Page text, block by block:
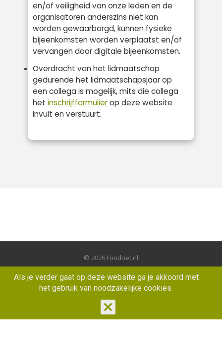
en/of veiligheid van onze leden en de
organisatoren anderszins niet kan
worden gewaarborgd, kunnen fysieke
bijeenkomsten worden verplaatst en/of
vervangen door digitale bijeenkomsten.
Overdracht van het lidmaatschap
gedurende het lidmaatschapsjaar op
een collega is mogelijk, mits die collega
het inschrijfformulierop deze website
invult en verstuurt.
© 2026 Foodnet.nl
Privacyverklaring
Van Bindsbergen Visser
Als je verder gaat op deze website ga je akkoord met
het gebruik van noodzakelijke cookies.